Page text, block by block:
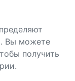
Вы можете
получить